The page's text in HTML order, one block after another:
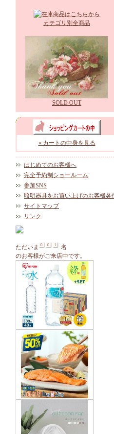
カテゴリ別全商品
SOLD OUT
» カートの中身を見る
はじめてのお客様へ
完全予約制ショールーム
参加SNS
照明器具をお買い上げのお客様各
サイトマップ
リンク
ただいま
名
のお客様がご来店中です。